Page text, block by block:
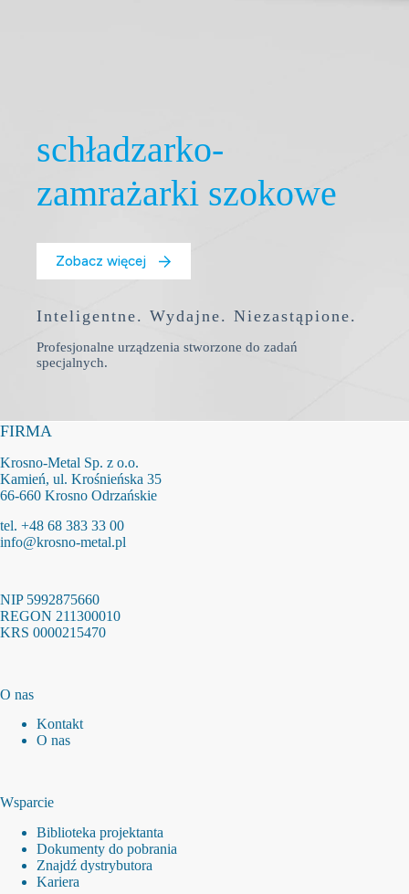
schładzarko-
zamrażarki szokowe
Zobacz więcej
Inteligentne. Wydajne. Niezastąpione.
Profesjonalne urządzenia stworzone do zadań
specjalnych.
FIRMA
Krosno-Metal Sp. z o.o.
Kamień, ul. Krośnieńska 35
66-660 Krosno Odrzańskie
tel. +48 68 383 33 00
info@krosno-metal.pl
NIP 5992875660
REGON 211300010
KRS 0000215470
O nas
Kontakt
O nas
Wsparcie
Biblioteka projektanta
Dokumenty do pobrania
Znajdź dystrybutora
Kariera